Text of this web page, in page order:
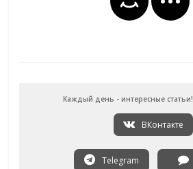
Каждый день - интересные статьи!
ВКонтакте
Telegram